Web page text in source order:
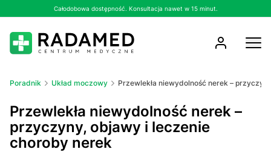
Całodobowa dostępność. Konsultacja nawet w 15 minut.
Poradnik Układ moczowy Przewlekła niewydolność nerek –
Przewlekła niewydolność nerek –
przyczyny, objawy i leczenie
choroby nerek